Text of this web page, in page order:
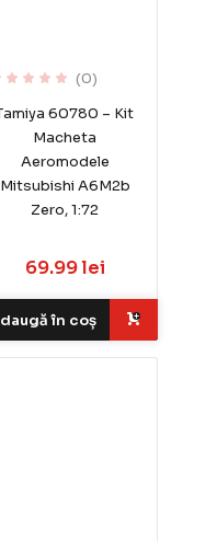
(0)
60780 – Kit
Macheta
Aeromodele
Mitsubishi A6M2b
Zero, 1:72
69.99 lei
în coș